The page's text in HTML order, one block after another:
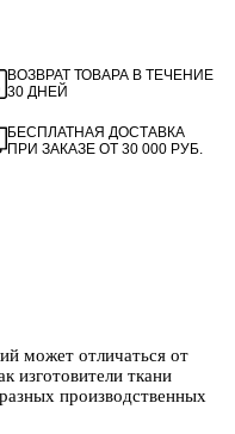
ВОЗВРАТ ТОВАРА В ТЕЧЕНИЕ
30 ДНЕЙ
БЕСПЛАТНАЯ ДОСТАВКА
ПРИ ЗАКАЗЕ ОТ 30 000 РУБ.
может отличаться от
изготовители ткани
производственных